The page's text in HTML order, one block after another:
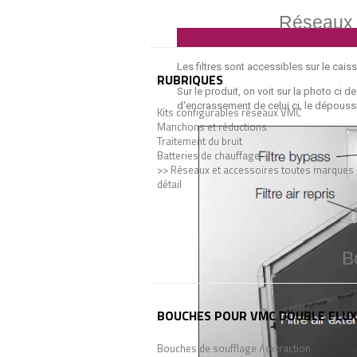
RUBRIQUES
Kits configurables réseaux VMC
Manchons et réductions
Traitement du bruit
Batteries de chauffage
>> Réseaux et accessoires toutes marques
détail
BOUCHES POUR VMC DOUBLE FLUX
Bouches de soufflage / extraction
Les filtres sont accessibles sur le
Sur le produit, on voit sur la photo ci
d'encrassement de celui ci, le